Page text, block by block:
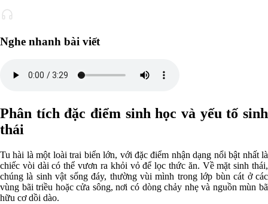
Nghe nhanh bài viết
Phân tích đặc điểm sinh học và yếu tố sinh
thái
Tu hài là một loài trai biển lớn, với đặc điểm nhận dạng nổi bật nhất là
chiếc vòi dài có thể vươn ra khỏi vỏ để lọc thức ăn. Về mặt sinh thái,
chúng là sinh vật sống đáy, thường vùi mình trong lớp bùn cát ở các
vùng bãi triều hoặc cửa sông, nơi có dòng chảy nhẹ và nguồn mùn bã
hữu cơ dồi dào.